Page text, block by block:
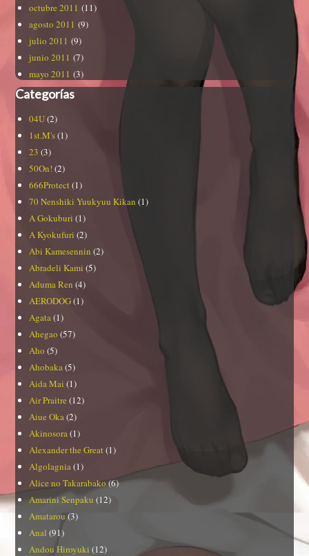
octubre 2011 (11)
agosto 2011 (9)
julio 2011 (9)
junio 2011 (7)
mayo 2011 (3)
Categorías
04U(2)
1st.M's(1)
23 (3)
50On! (2)
666Protect (1)
70 Nenshiki Yuukyuu Kikan (1)
A Gokuburi (1)
A Kyokufuri (2)
Abi Kamesennin (2)
Abradeli Kami (5)
Aduma Ren (4)
AERODOG(1)
Agata(1)
Ahegao (57)
Aho (5)
Ahobaka(5)
Aida Mai (1)
Air Praitre (12)
Aiue Oka(2)
Akinosora(1)
Alexander the Great(1)
Algolagnia(1)
Alice no Takarabako (6)
Amarini Senpaku (12)
Amatarou (3)
Anal (91)
Andou Hiroyuki (12)